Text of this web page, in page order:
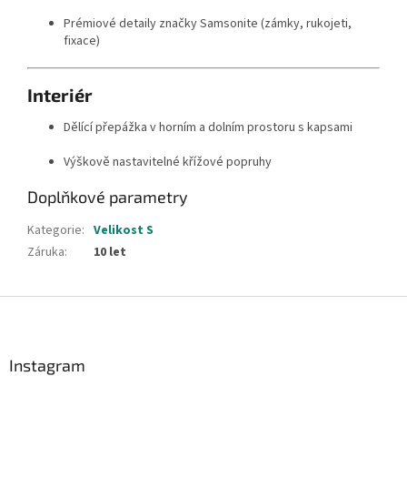
Prémiové detaily značky Samsonite (zámky, rukojeti,
fixace)
Interiér
Dělící přepážka v horním a dolním prostoru s kapsami
Výškově nastavitelné křížové popruhy
Doplňkové parametry
Kategorie: Velikost S
Záruka: 10 let
Instagram